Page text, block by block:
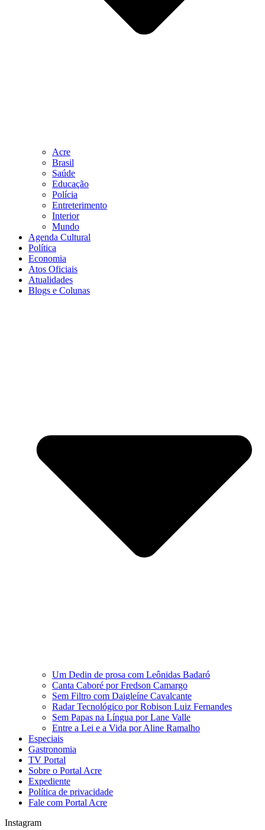
Acre
Brasil
Saúde
Educação
Polícia
Entreterimento
Interior
Mundo
Agenda Cultural
Política
Economia
Atos Oficiais
Atualidades
Blogs e Colunas
Um Dedin de prosa com Leônidas Badaró
Canta Caboré por Fredson Camargo
Sem Filtro com Daigleíne Cavalcante
Radar Tecnológico por Robison Luiz Fernandes
Sem Papas na Língua por Lane Valle
Entre a Lei e a Vida por Aline Ramalho
Especiais
Gastronomia
TV Portal
Sobre o Portal Acre
Expediente
Política de privacidade
Fale com Portal Acre
Instagram